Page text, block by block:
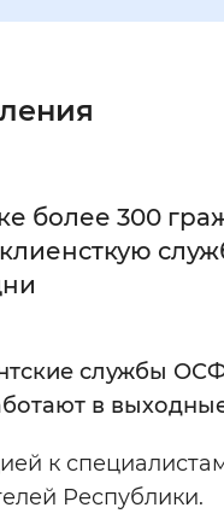
буквами
фон
более 300
службы
в
к
Республики.